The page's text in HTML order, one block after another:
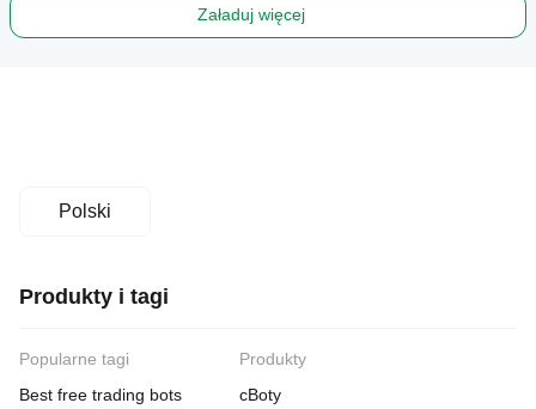
Załaduj więcej
Polski
Produkty i tagi
Popularne tagi
Best free trading bots
Produkty
cBoty